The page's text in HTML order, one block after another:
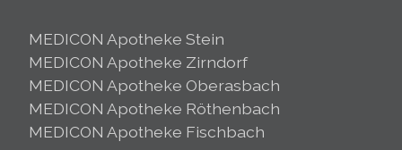
MEDICON Apotheke Stein
MEDICON Apotheke Zirndorf
MEDICON Apotheke Oberasbach
MEDICON Apotheke Röthenbach
MEDICON Apotheke Fischbach